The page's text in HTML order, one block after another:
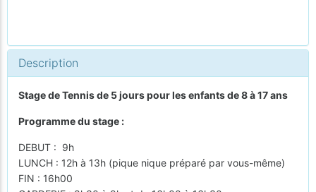
Description
Stage de Tennis de 5 jours pour les enfants de 8 à 17 ans
Programme du stage :
DEBUT : 9h
LUNCH : 12h à 13h (pique nique préparé par vous-même)
FIN : 16h00